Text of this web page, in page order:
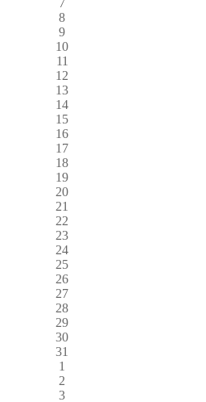
8
9
10
11
12
13
14
15
16
17
18
19
20
21
22
23
24
25
26
27
28
29
30
31
1
2
3